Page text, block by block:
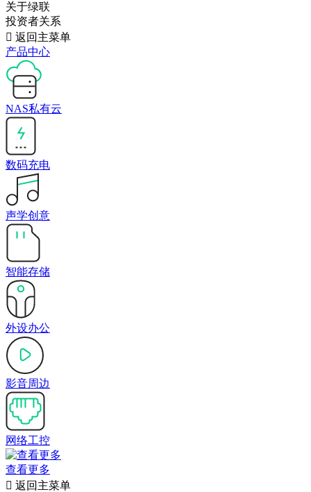
关于绿联
投资者关系
 返回主菜单
产品中心
NAS私有云
数码充电
声学创意
智能存储
外设办公
影音周边
网络工控
查看更多
 返回主菜单